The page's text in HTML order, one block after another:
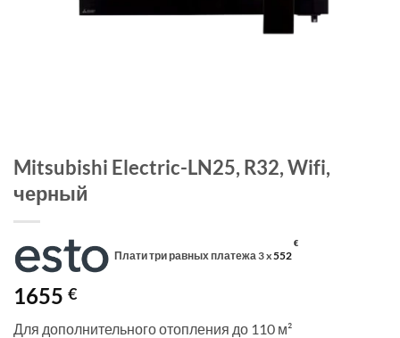
Mitsubishi Electric-LN25, R32, Wifi,
черный
Плати три равных платежа 3 x552
€
1655 €
Для дополнительного отопления до 110 м²